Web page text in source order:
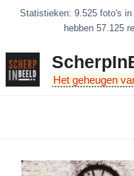
inhoud
Statistieken: 9.525 foto's
hebben 57.125
Het geheugen